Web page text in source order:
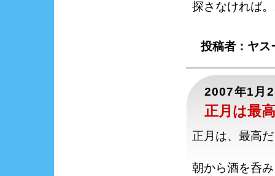
探さなければ
投稿者：ヤ
2007年1月
正月は最
正月は、最高
朝から酒を呑